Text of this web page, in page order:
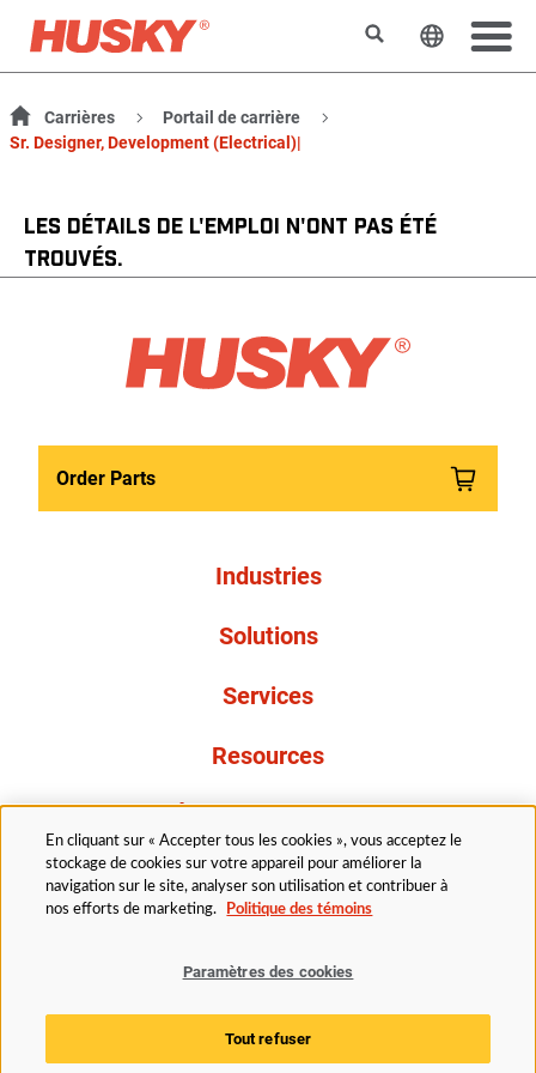
RechercherChanger
Carrières
Portail de carrière
Sr. Designer, Development (Electrical)|
LES DÉTAILS DE L'EMPLOI N'ONT PAS ÉTÉ
TROUVÉS.
Order Parts
Industries
Solutions
Services
Resources
À propos de nous
Politique d’accessibilité
Politique en matière de cookies
Paramètres des cookies
En cliquant sur « Accepter tous les cookies », vous acceptez le
stockage de cookies sur votre appareil pour améliorer la
navigation sur le site, analyser son utilisation et contribuer à
nos efforts de marketing.
Politique des témoins
Paramètres des cookies
Tout refuser